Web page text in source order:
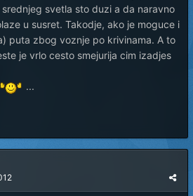
svetla sto duzi a da naravno
u susret. Takodje, ako je moguce i
puta zbog voznje po krivinama. A to
je vrlo cesto smejurija cim izadjes
...